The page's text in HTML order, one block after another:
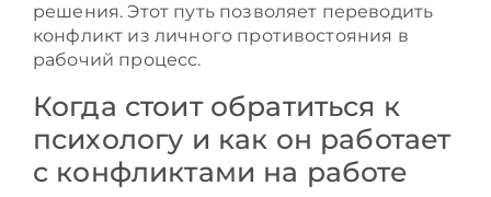
решения. Этот путь позволяет переводить
конфликт из личного противостояния в
рабочий процесс.
Когда стоит обратиться к
психологу и как он работает
с конфликтами на работе